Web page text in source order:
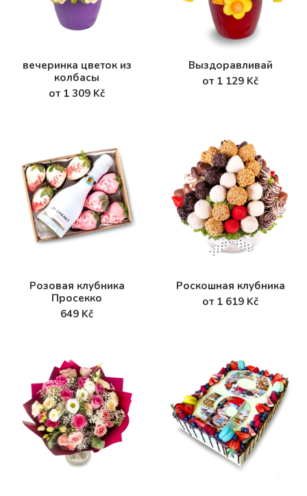
вечеринка цветок из
колбасы
от 1 309 Kč
Выздоравливай
от 1 129 Kč
Розовая клубника
Просекко
649 Kč
Роскошная клубника
от 1 619 Kč